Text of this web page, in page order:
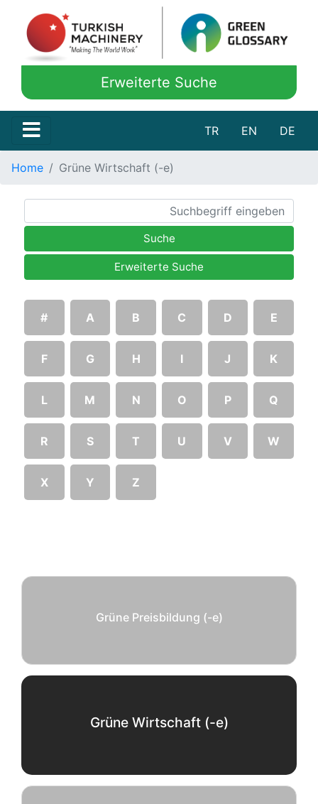
Erweiterte Suche
TR EN DE
Home Grüne Wirtschaft (-e)
Suche
Erweiterte Suche
# A B C D E
F G H I J K
L M N O P Q
R S T U V W
X Y Z
Grüne Preisbildung (-e)
Grüne Wirtschaft (-e)